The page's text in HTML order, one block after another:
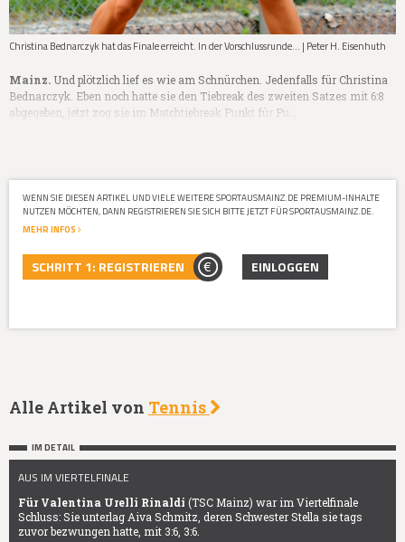
Christina Bednarczyk hat das Finale erreicht. In der Vorschlussrunde... | Peter H. Eisenhuth
Mainz. Und plötzlich lief es wie am Schnürchen. Jedenfalls für Christina
Bednarczyk. Eben noch hatte sie den Tiebreak des zweiten Satzes mit 6:8
abgegeben, jetzt zog sie im Matchtiebreak Punkt für Pu…
WENN SIE DIESEN ARTIKEL UND VIELE WEITERE SPORTAUSMAINZ.DE PREMIUM-INHALTE
NUTZEN MÖCHTEN, DANN REGISTRIEREN SIE SICH BITTE JETZT FÜR SPORTAUSMAINZ.DE.
MEHR INFOS
SCHRITT 1: REGISTRIEREN EINLOGGEN
Alle Artikel von Tennis
IM DETAIL
AUS IM VIERTELFINALE
Für Valentina Urelli Rinaldi (TSC Mainz) war im Viertelfinale
Schluss: Sie unterlag Aiva Schmitz, deren Schwester Stella sie tags
zuvor bezwungen hatte, mit 3:6, 3:6.